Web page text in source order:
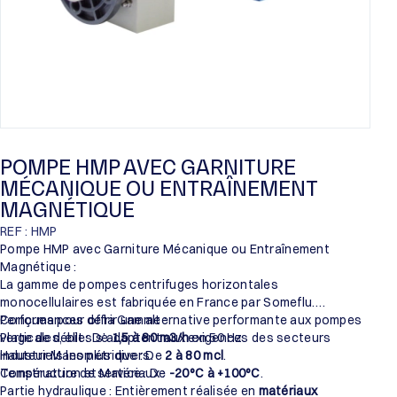
POMPE HMP AVEC GARNITURE
MÉCANIQUE OU ENTRAÎNEMENT
MAGNÉTIQUE
REF : HMP
Pompe HMP avec Garniture Mécanique ou Entraînement
Magnétique :
La gamme de pompes centrifuges horizontales
monocellulaires est fabriquée en France par Someflu.
Conçues pour offrir une alternative performante aux pompes
verticales, elles s’adaptent aux exigences des secteurs
industriels les plus divers.
Performances de la Gamme :
Plage de débit : De1,5 à 80 m3/hen 50 Hz.
Hauteur Manométrique : De 2 à 80 mcl.
Température de service : De -20°C à +100°C.
Construction et Matériaux :
Partie hydraulique : Entièrement réalisée en matériaux